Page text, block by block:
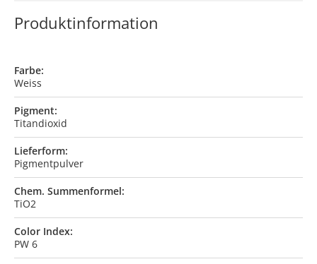
Produktinformation
Farbe:
Weiss
Pigment:
Titandioxid
Lieferform:
Pigmentpulver
Chem. Summenformel:
TiO2
Color Index:
PW 6